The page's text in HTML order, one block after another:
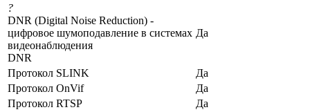
?
DNR (Digital Noise Reduction) -
цифровое шумоподавление в системах
видеонаблюдения
DNR
Да
Протокол SLINK
Да
Протокол OnVif
Да
Протокол RTSP
Да